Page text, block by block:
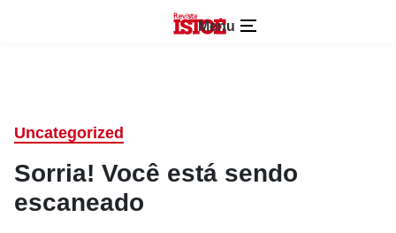
Menu
Uncategorized
Sorria! Você está sendo
escaneado